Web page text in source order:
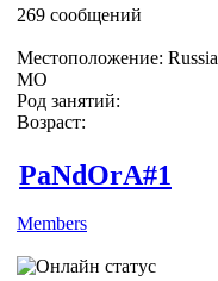
269 сообщений
Местоположение: Russia
МО
Род занятий:
Возраст:
PaNdOrA#1
Members